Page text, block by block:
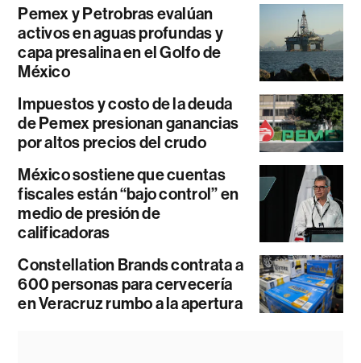
Pemex y Petrobras evalúan
activos en aguas profundas y
capa presalina en el Golfo de
México
Impuestos y costo de la deuda
de Pemex presionan ganancias
por altos precios del crudo
México sostiene que cuentas
fiscales están “bajo control” en
medio de presión de
calificadoras
Constellation Brands contrata a
600 personas para cervecería
en Veracruz rumbo a la apertura